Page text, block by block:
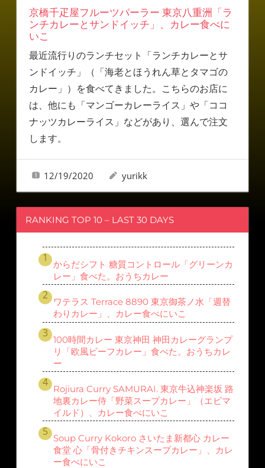
京橋千疋屋フルーツパーラー 東京八重洲「ラ
ンチカレーとサンドイッチ」、カレー食べに
いこ
最近流行りのランチセット「ランチカレーとサ
ンドイッチ」（「海老とほうれん草とタマゴの
カレー」）を食べてきました。こちらのお店に
は、他にも「マンゴーカレーライス」や「ココ
ナッツカレーライス」などがあり、選んで注文
します。
12/19/2020 yurikk
RANKING TOP 10 – LAST 30 DAYS
からだシフト 糖質コントロール「グリーンカ
レー」食べた。おうちカレー
ワテラス Terrace 8890 東京御茶ノ水「週替
わりカレー」、カレー食べにいこ
100時間カレー 東京神田 神田カレーグランプ
リ「欧風ビーフカレー」食べた。おうちカレ
ー
Rojiura Curry SAMURAI. 東京牛込神楽坂 路
地裏カレー侍「野菜スープカレー」（エビマ
イルド）、カレー食べにいこ
Soup Curry Kokoro さいたま新都心 カレー
食堂 心「骨付きチキンスープカレー」、カレ
ー食べにいこ